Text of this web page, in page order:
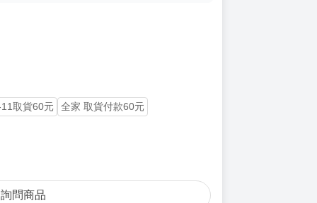
取貨60元
全家 取貨付款60元
詢問商品